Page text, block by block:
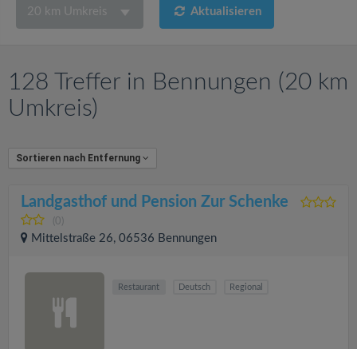
20 km Umkreis Aktualisieren
128 Treffer in Bennungen (20 km
Umkreis)
Sortieren nach Entfernung
Landgasthof und Pension Zur Schenke
(0)
Mittelstraße 26, 06536 Bennungen
Restaurant Deutsch Regional
a